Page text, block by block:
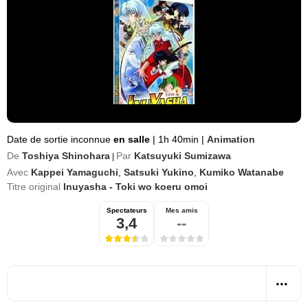
Date de sortie inconnue en salle | 1h 40min | Animation
De Toshiya Shinohara Par Katsuyuki Sumizawa
Avec Kappei Yamaguchi Satsuki Yukino
Kumiko Watanabe
Titre original Inuyasha - Toki wo koeru omoi
Spectateurs
3,4
Mes amis
--